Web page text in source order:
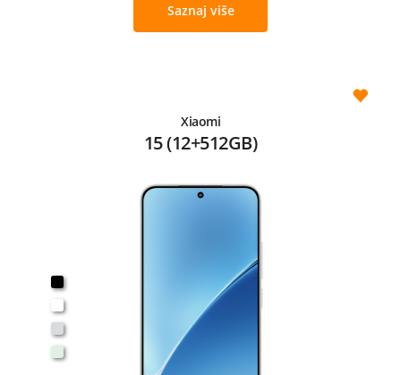
Saznaj više
Xiaomi
15 (12+512GB)